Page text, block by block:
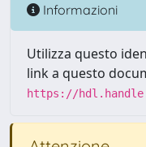
Informazioni
Utilizza questo
link a questo
https://